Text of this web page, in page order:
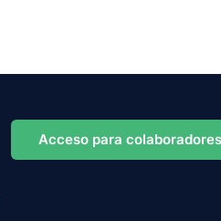
Acceso para colaboradores